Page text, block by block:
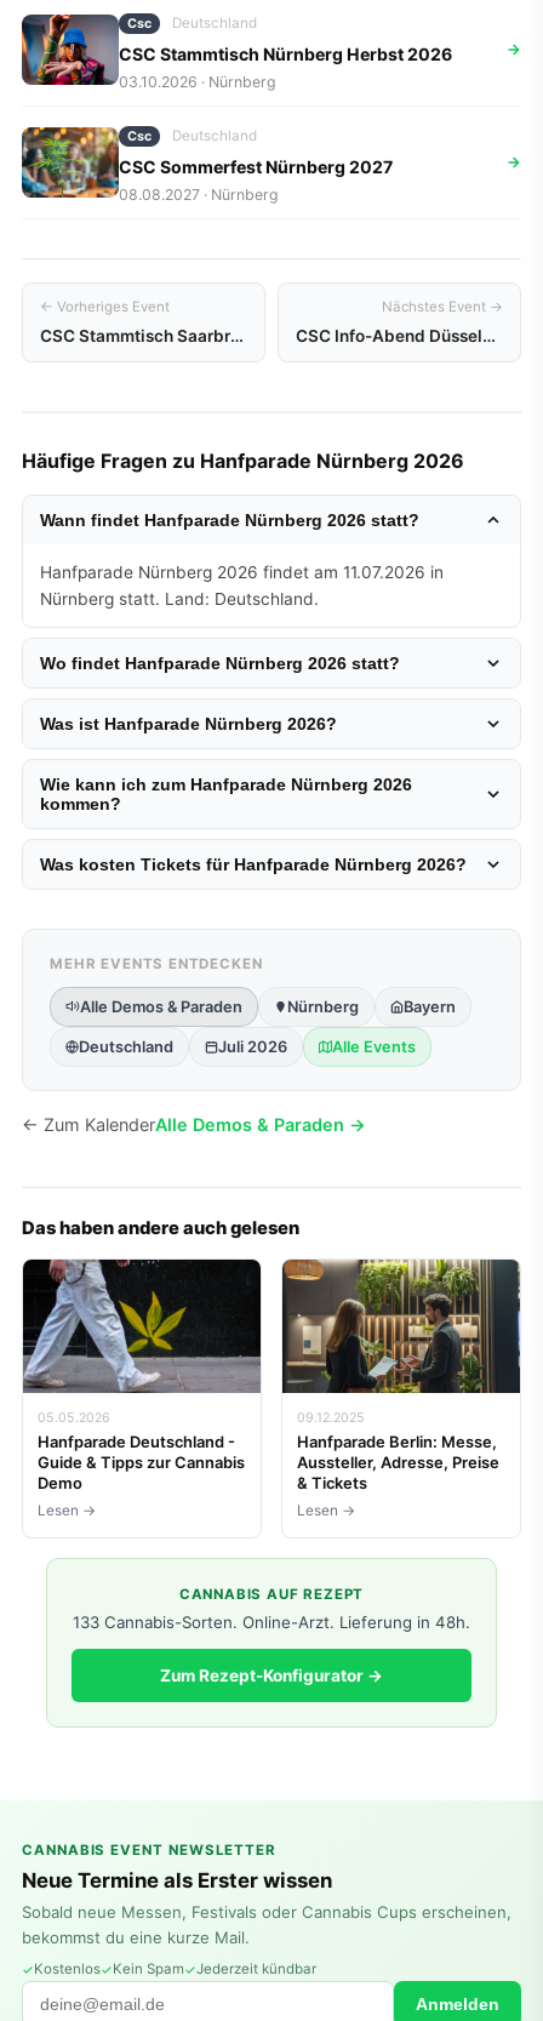
Csc Deutschland
CSC Stammtisch Nürnberg Herbst 2026
03.10.2026 · Nürnberg
→
Csc Deutschland
CSC Sommerfest Nürnberg 2027
08.08.2027 · Nürnberg
→
← Vorheriges Event
CSC Stammtisch Saarbrücken
Nächstes Event →
CSC Info-Abend Düsseldorf 2026
Häufige Fragen zu Hanfparade Nürnberg 2026
Wann findet Hanfparade Nürnberg 2026 statt?
Hanfparade Nürnberg 2026 findet am 11.07.2026 in
Nürnberg statt. Land: Deutschland.
Wo findet Hanfparade Nürnberg 2026 statt?
Was ist Hanfparade Nürnberg 2026?
Wie kann ich zum Hanfparade Nürnberg 2026
kommen?
Was kosten Tickets für Hanfparade Nürnberg 2026?
MEHR EVENTS ENTDECKEN
Alle Demos & Paraden Nürnberg Bayern
Deutschland Juli 2026 Alle Events
← Zum KalenderAlle Demos & Paraden →
Das haben andere auch gelesen
05.05.2026
Hanfparade Deutschland -
Guide & Tipps zur Cannabis
Demo
Lesen →
09.12.2025
Hanfparade Berlin: Messe,
Aussteller, Adresse, Preise
& Tickets
Lesen →
CANNABIS AUF REZEPT
133 Cannabis-Sorten. Online-Arzt. Lieferung in 48h.
Zum Rezept-Konfigurator →
CANNABIS EVENT NEWSLETTER
Neue Termine als Erster wissen
Sobald neue Messen, Festivals oder Cannabis Cups erscheinen,
bekommst du eine kurze Mail.
Kostenlos Kein Spam Jederzeit kündbar
Anmelden